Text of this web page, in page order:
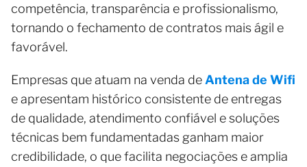
competência, transparência e profissionalismo,
tornando o fechamento de contratos mais ágil e
favorável.
Empresas que atuam na venda de Antena de Wifi
e apresentam histórico consistente de entregas
de qualidade, atendimento confiável e soluções
técnicas bem fundamentadas ganham maior
credibilidade, o que facilita negociações e amplia